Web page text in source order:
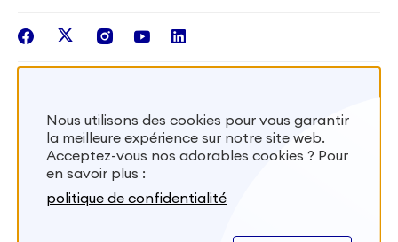
Intégrer nos équipes
facebook
twitterinstagram
youtubelinkedin
S'inscrire
Besoin d’aide? Visitez notre foire aux
Nous utilisons des cookies pour vous garantir
la meilleure expérience sur notre site web.
Acceptez-vous nos adorables cookies ? Pour
en savoir plus :
politique de confidentialité